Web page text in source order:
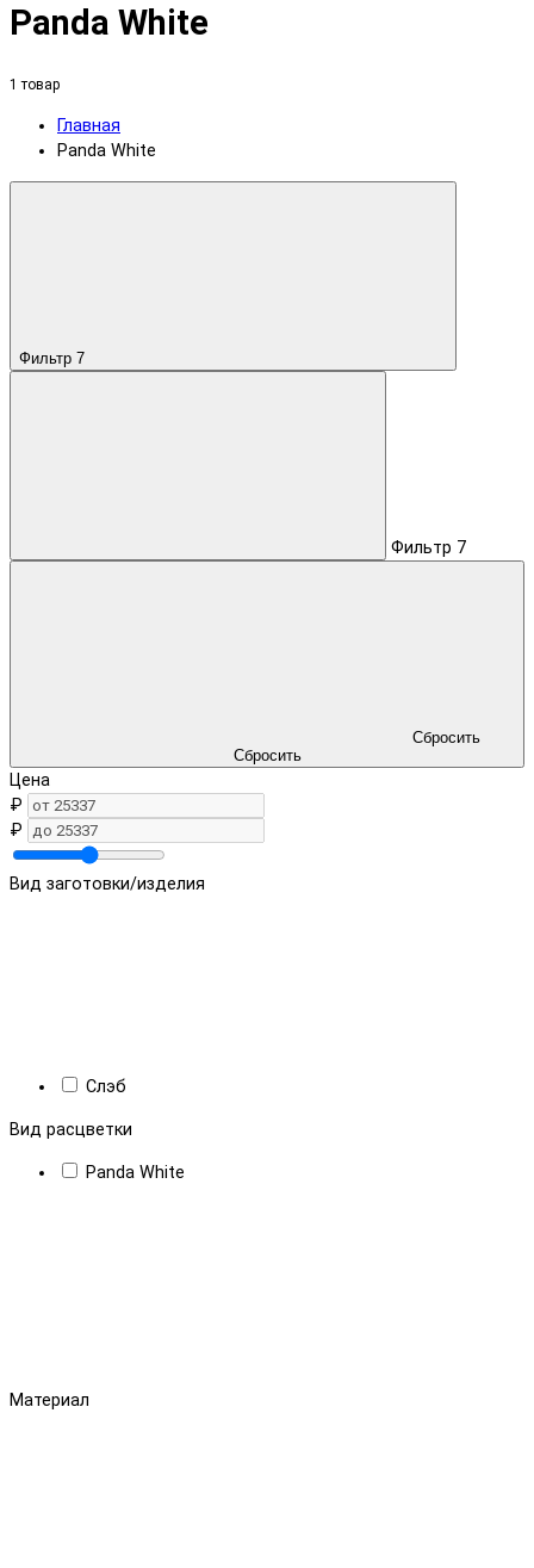
Panda White
1 товар
Главная
Panda White
Фильтр 7
Фильтр 7
Сбросить
Сбросить
Цена
₽
₽
Вид заготовки/изделия
Слэб
Вид расцветки
Panda White
Материал